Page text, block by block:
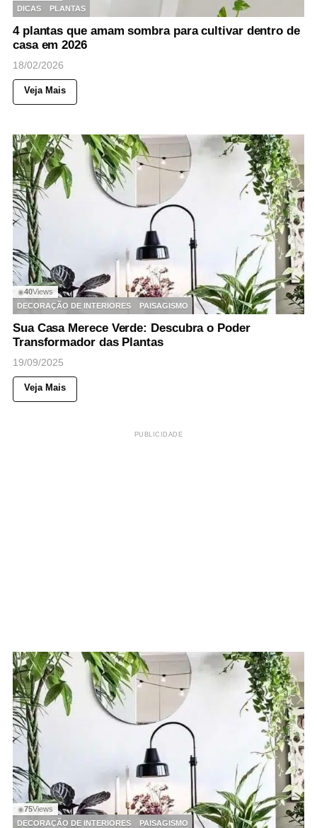
DICAS
PLANTAS
4 plantas que amam sombra para cultivar dentro de
casa em 2026
18/02/2026
Veja Mais
◉40Views
DECORAÇÃO DE INTERIORES
PAISAGISMO
Sua Casa Merece Verde: Descubra o Poder
Transformador das Plantas
19/09/2025
Veja Mais
PUBLICIDADE
◉75Views
DECORAÇÃO DE INTERIORES
PAISAGISMO